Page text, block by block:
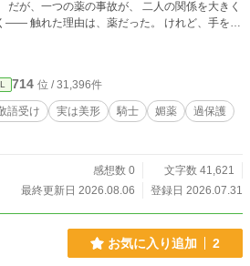
けれど、手を伸
は、なかった。 これは、使命を終わら
初めて触れる物語。 【『無価値とされた
、たった一人の騎士団長αをすべて狂わせてい
定 ※本編未読で
ただけます。 ※表紙に生成AIを利用しています
714 位 / 31,396件
語受け 実は美形 騎士 媚薬
過保護
感想数 0
文字数 41,621
最終更新日 2026.08.06
登録日 2026.07.31
お気に入り追加 2